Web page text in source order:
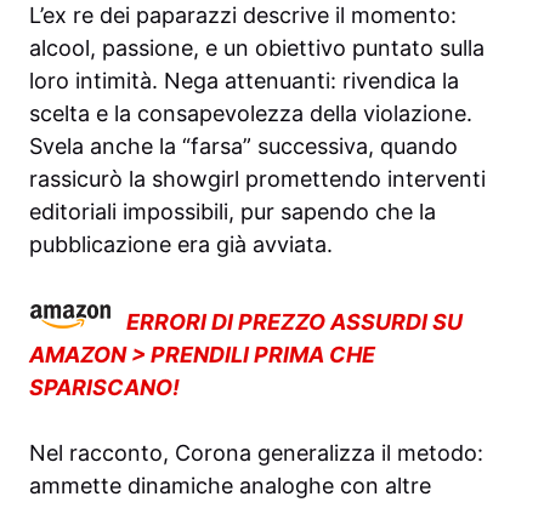
L’ex re dei paparazzi descrive il momento:
alcool, passione, e un obiettivo puntato sulla
loro intimità. Nega attenuanti: rivendica la
scelta e la consapevolezza della violazione.
Svela anche la “farsa” successiva, quando
rassicurò la showgirl promettendo interventi
editoriali impossibili, pur sapendo che la
pubblicazione era già avviata.
ERRORI DI PREZZO ASSURDI SU
AMAZON > PRENDILI PRIMA CHE
SPARISCANO!
Nel racconto, Corona generalizza il metodo:
ammette dinamiche analoghe con altre